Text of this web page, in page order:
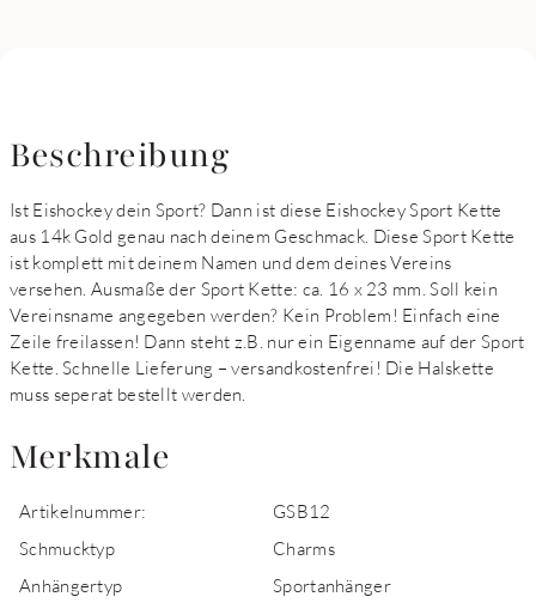
Beschreibung
Ist Eishockey dein Sport? Dann ist diese Eishockey Sport Kette
aus 14k Gold genau nach deinem Geschmack. Diese Sport Kette
ist komplett mit deinem Namen und dem deines Vereins
versehen. Ausmaße der Sport Kette: ca. 16 x 23 mm. Soll kein
Vereinsname angegeben werden? Kein Problem! Einfach eine
Zeile freilassen! Dann steht z.B. nur ein Eigenname auf der Sport
Kette. Schnelle Lieferung – versandkostenfrei! Die Halskette
muss seperat bestellt werden.
Merkmale
Artikelnummer:
GSB12
Schmucktyp
Charms
Anhängertyp
Sportanhänger